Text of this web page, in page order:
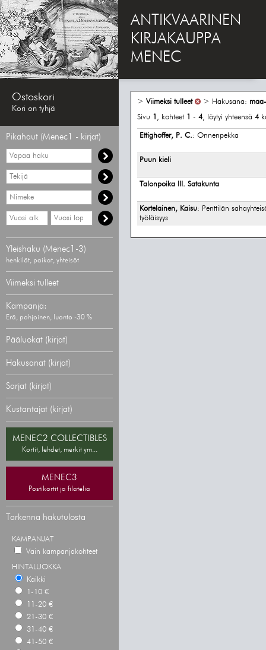
ANTIKVAARINEN
KIRJAKAUPPA
MENEC
Ostoskori
Kori on tyhjä
Pikahaut (Menec1 - kirjat)
Vapaa
haku
Hae
tekijää
Hae
nimekettä
Hae
vähimmäisvuosi
Hae
enimmäisvuosi
Yleishaku (Menec1-3)
henkilöt, paikat, yhteisöt
Viimeksi tulleet
Kampanja:
Erä, pohjoinen, luonto -30 %
Pääluokat (kirjat)
Hakusanat (kirjat)
Sarjat (kirjat)
Kustantajat (kirjat)
MENEC2 COLLECTIBLES
Kortit, lehdet, merkit ym...
MENEC3
Postikortit ja filatelia
Tarkenna hakutulosta
KAMPANJAT
Vain kampanjakohteet
HINTALUOKKA
Kaikki
1-10 €
11-20 €
21-30 €
31-40 €
41-50 €
> Viimeksi tulleet > Hakusana:
Sivu 1 , kohteet 1 - 4, löytyi yhteensä 4
Ettighoffer, P. C.: Onnenpekka
Puun kieli
Talonpoika III. Satakunta
Kortelainen, Kaisu: Penttilän
työläisyys